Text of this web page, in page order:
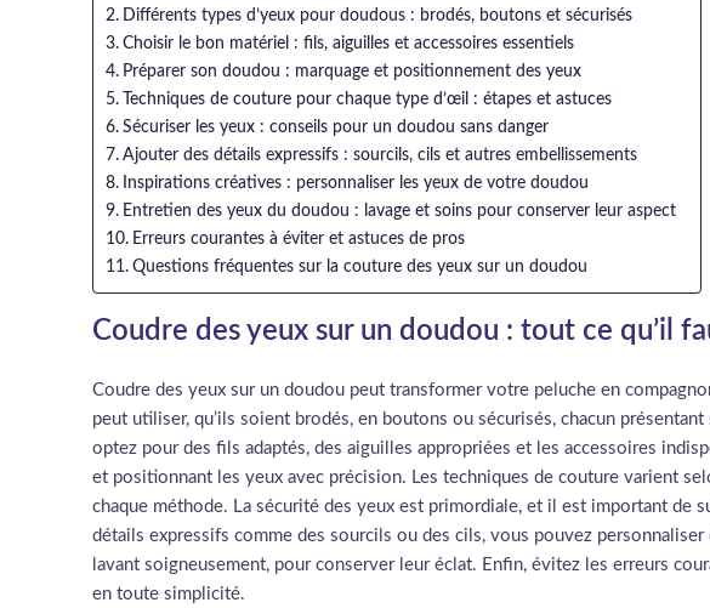
Différents types d’yeux pour doudous : brodés, boutons et sécurisés
Choisir le bon matériel : fils, aiguilles et accessoires essentiels
Préparer son doudou : marquage et positionnement des yeux
Techniques de couture pour chaque type d’œil : étapes et astuces
Sécuriser les yeux : conseils pour un doudou sans danger
Ajouter des détails expressifs : sourcils, cils et autres embellissements
Inspirations créatives : personnaliser les yeux de votre doudou
Entretien des yeux du doudou : lavage et soins pour conserver leur aspect
Erreurs courantes à éviter et astuces de pros
Questions fréquentes sur la couture des yeux sur un doudou
Coudre des yeux sur un doudou : tout ce qu’il
Coudre des yeux sur un doudou peut transformer votre peluche en
peut utiliser, qu’ils soient brodés, en boutons ou sécurisés, chacun
optez pour des fils adaptés, des aiguilles appropriées et les accessoires
et positionnant les yeux avec précision. Les techniques de couture varient
chaque méthode. La sécurité des yeux est primordiale, et il est important de
détails expressifs comme des sourcils ou des cils, vous pouvez
lavant soigneusement, pour conserver leur éclat. Enfin, évitez les erreurs
en toute simplicité.